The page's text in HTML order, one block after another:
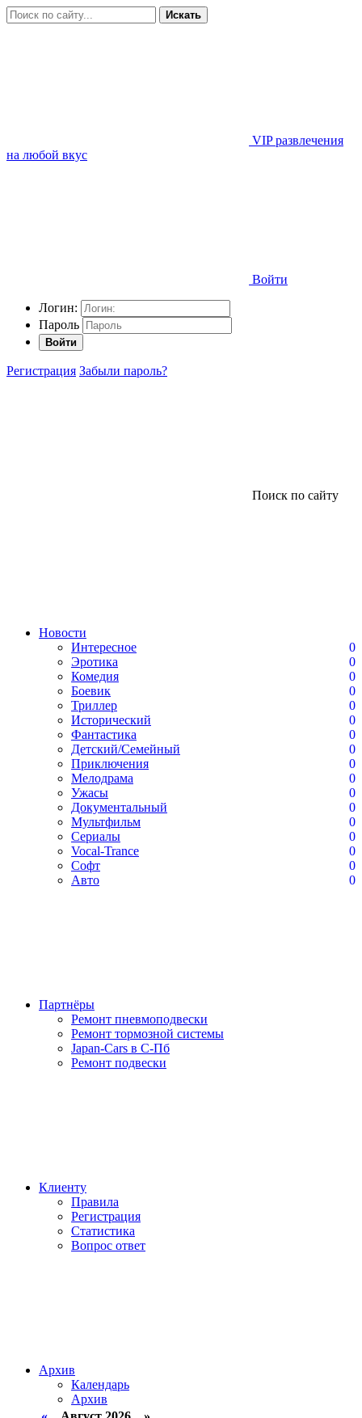
Искать
VIP развлечения
на любой вкус
Войти
Логин:
Пароль
Войти
Регистрация Забыли пароль?
Поиск по сайту
Новости
Интересное
0
Эротика
0
Комедия
0
Боевик
0
Триллер
0
Исторический
0
Фантастика
0
Детский/Семейный
0
Приключения
0
Мелодрама
0
Ужасы
0
Документальный
0
Мультфильм
0
Сериалы
0
Vocal-Trance
0
Софт
0
Авто
0
Партнёры
Ремонт пневмоподвески
Ремонт тормозной системы
Japan-Cars в С-Пб
Ремонт подвески
Клиенту
Правила
Регистрация
Статистика
Вопрос ответ
Архив
Календарь
Архив